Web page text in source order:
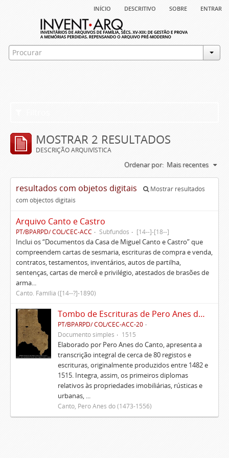
início descritivo sobre entrar
MOSTRAR 2 RESULTADOS
DESCRIÇÃO ARQUIVÍSTICA
Ordenar por: Mais recentes
resultados com objetos digitais
Mostrar resultados
com objectos digitais
Arquivo Canto e Castro
PT/BPARPD/ COL/CEC-ACC Subfundos [14--]-[18--]
Inclui os “Documentos da Casa de Miguel Canto e Castro” que
compreendem cartas de sesmaria, escrituras de compra e venda,
contratos, testamentos, inventários, autos de partilha,
sentenças, cartas de mercê e privilégio, atestados de brasões de
arma...
Canto. Família ([14--?]-1890)
Tombo de Escrituras de Pero Anes do Canto
PT/BPARPD/ COL/CEC-ACC-20
Documento simples
1515
Elaborado por Pero Anes do Canto, apresenta a
transcrição integral de cerca de 80 registos e
escrituras, originalmente produzidos entre 1482 e
1515. Integra, assim, os primeiros diplomas
relativos às propriedades imobiliárias, rústicas e
urbanas, ...
Canto, Pero Anes do (1473-1556)